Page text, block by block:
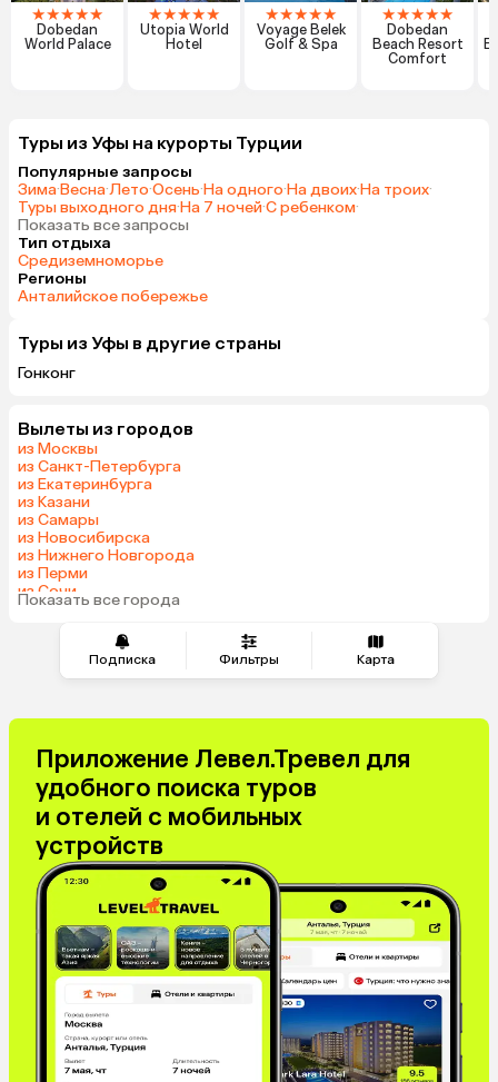
Подписка Фильтры Карта
★★★★★
Dobedan
World Palace
★★★★★
Utopia World
Hotel
★★★★★
Voyage Belek
Golf & Spa
★★★★★
Dobedan
Beach Resort
Comfort
Туры из Уфы на курорты Турции
Популярные запросы
Зима·Весна·Лето·Осень·На одного·На двоих·На троих·
Туры выходного дня·На 7 ночей·С ребенком·
Показать все запросы
Тип отдыха
Средиземноморье
Регионы
Анталийское побережье
Туры из Уфы в другие страны
Гонконг
Вылеты из городов
из Москвы
из Санкт-Петербурга
из Екатеринбурга
из Казани
из Самары
из Новосибирска
из Нижнего Новгорода
из Перми
из Сочи
из Челябинска
Показать все города
Приложение Левел.Тревел для
удобного поиска туров
и отелей с мобильных
устройств